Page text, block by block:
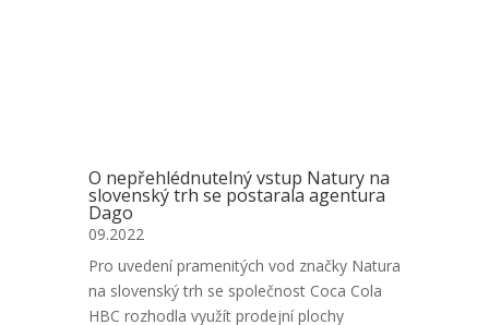
O nepřehlédnutelný vstup Natury na
slovenský trh se postarala agentura
Dago
09.2022
Pro uvedení pramenitých vod značky Natura
na slovenský trh se společnost Coca Cola
HBC rozhodla využít prodejní plochy